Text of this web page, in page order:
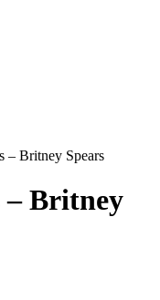
– Britney Spears
– Britney